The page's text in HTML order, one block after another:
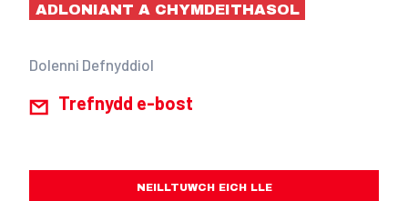
ADLONIANT A CHYMDEITHASOL
Dolenni Defnyddiol
Trefnydd e-bost
NEILLTUWCH EICH LLE